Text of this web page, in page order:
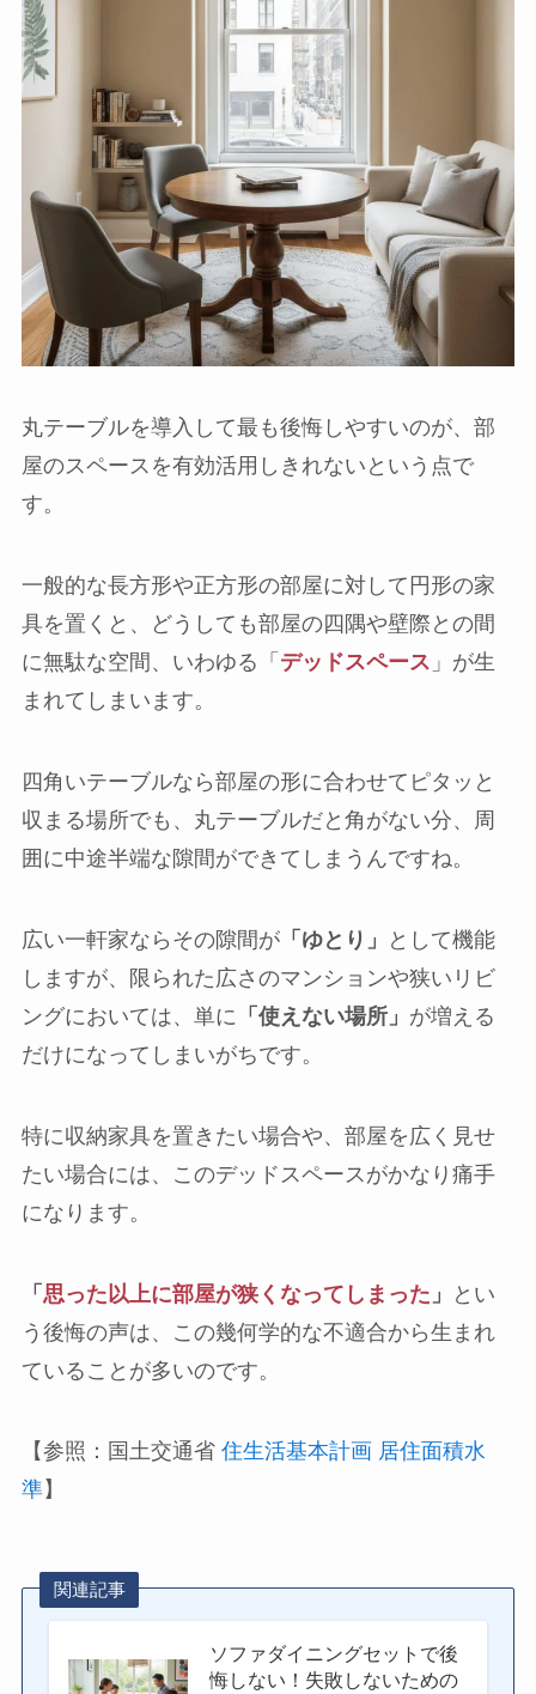
丸テーブルを導入して最も後悔しやすいのが、部
屋のスペースを有効活用しきれないという点で
す。
一般的な長方形や正方形の部屋に対して円形の家
具を置くと、どうしても部屋の四隅や壁際との間
に無駄な空間、いわゆる「 デッドスペース 」が生
まれてしまいます。
四角いテーブルなら部屋の形に合わせてピタッと
収まる場所でも、丸テーブルだと角がない分、周
囲に中途半端な隙間ができてしまうんですね。
広い一軒家ならその隙間が「ゆとり」
として機能
しますが、限られた広さのマンションや狭いリビ
ングにおいては、単に 「使えない場所」 が増える
だけになってしまいがちです。
特に収納家具を置きたい場合や、部屋を広く見せ
たい場合には、このデッドスペースがかなり痛手
になります。
「 思った以上に部屋が狭くなってしまった 」
とい
う後悔の声は、この幾何学的な不適合から生まれ
ていることが多いのです。
【参照：国土交通省 住生活基本計画 居住面積水
準】
関連記事
ソファダイニングセットで後
悔しない！失敗しないための